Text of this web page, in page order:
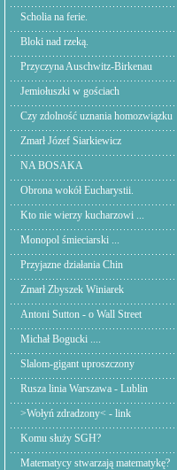
Scholia na ferie.
Bloki nad rzeką.
Przyczyna Auschwitz-Birkenau
Jemiołuszki w gościach
Czy zdolność uznania homozwiązku
Zmarł Józef Siarkiewicz
NA BOSAKA
Obrona wokół Eucharystii.
Kto nie wierzy kucharzowi ...
Monopol śmieciarski ...
Przyjazne działania Chin
Zmarł Zbyszek Winiarek
Antoni Sutton - o Wall Street
Michał Bogucki ....
Slalom-gigant uproszczony
Rusza linia Warszawa - Lublin
>Wołyń zdradzony< - link
Komu służy SGH?
Matematycy stwarzają matematykę?